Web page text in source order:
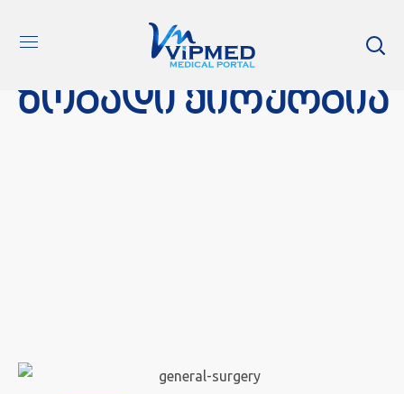
ზოგადი ქირურგია